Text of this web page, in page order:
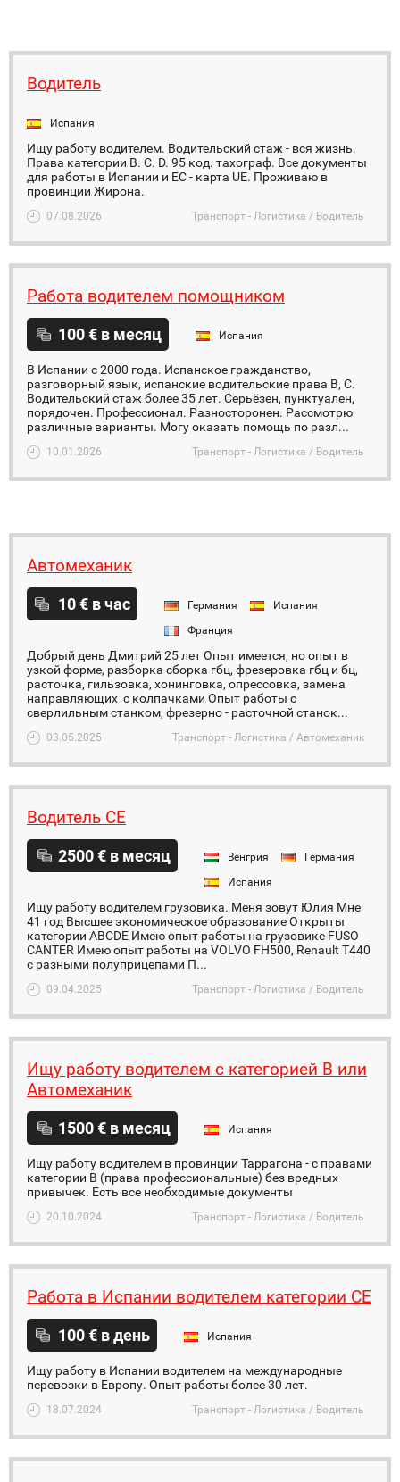
Водитель
Испания
Ищу работу водителем. Водительский стаж - вся жизнь.
Права категории B. C. D. 95 код. тахограф. Все документы
для работы в Испании и ЕС - карта UE. Проживаю в
провинции Жирона.
07.08.2026 Транспорт - Логистика / Водитель
Работа водителем помощником
100 € в месяц Испания
В Испании с 2000 года. Испанское гражданство,
разговорный язык, испанские водительские права В, С.
Водительский стаж более 35 лет. Серьёзен, пунктуален,
порядочен. Профессионал. Разносторонен. Рассмотрю
различные варианты. Могу оказать помощь по разл...
10.01.2026 Транспорт - Логистика / Водитель
Автомеханик
10 € в час Германия
Испания
Франция
Добрый день Дмитрий 25 лет Опыт имеется, но опыт в
узкой форме, разборка сборка гбц, фрезеровка гбц и бц,
расточка, гильзовка, хонинговка, опрессовка, замена
направляющих с колпачками Опыт работы с
сверлильным станком, фрезерно - расточной станок...
03.05.2025 Транспорт - Логистика / Автомеханик
Водитель СЕ
2500 € в месяц Венгрия
Германия
Испания
Ищу работу водителем грузовика. Меня зовут Юлия Мне
41 год Высшее экономическое образование Открыты
категории ABCDE Имею опыт работы на грузовике FUSO
CANTER Имею опыт работы на VOLVO FH500, Renault T440
с разными полуприцепами П...
09.04.2025 Транспорт - Логистика / Водитель
Ищу работу водителем с категорией В или
Автомеханик
1500 € в месяц Испания
Ищу работу водителем в провинции Таррагона - с правами
категории В (права профессиональные) без вредных
привычек. Есть все необходимые документы
20.10.2024 Транспорт - Логистика / Водитель
Работа в Испании водителем категории СЕ
100 € в день Испания
Ищу работу в Испании водителем на международные
перевозки в Европу. Опыт работы более 30 лет.
18.07.2024 Транспорт - Логистика / Водитель